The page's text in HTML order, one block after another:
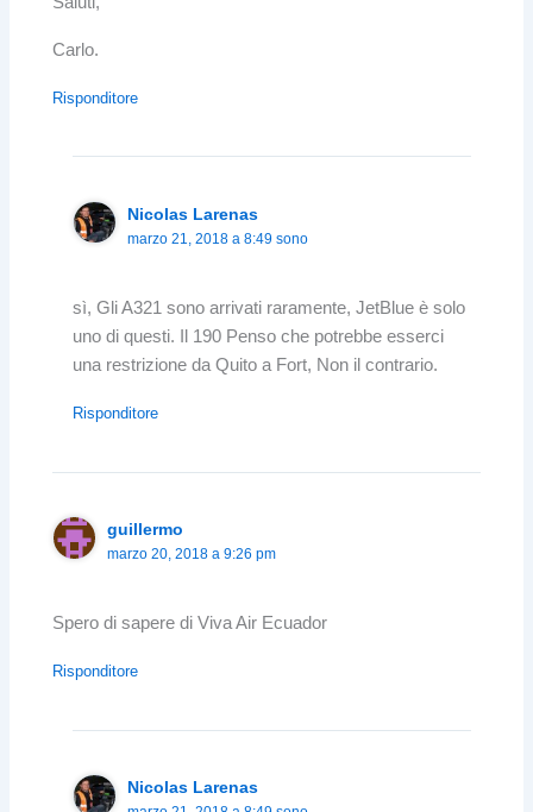
Carlo.
Risponditore
Nicolas Larenas
marzo 21, 2018 a 8:49 sono
sì, Gli A321 sono arrivati ​​raramente, JetBlue è solo
uno di questi. Il 190 Penso che potrebbe esserci
una restrizione da Quito a Fort, Non il contrario.
Risponditore
guillermo
marzo 20, 2018 a 9:26 pm
Spero di sapere di Viva Air Ecuador
Risponditore
Nicolas Larenas